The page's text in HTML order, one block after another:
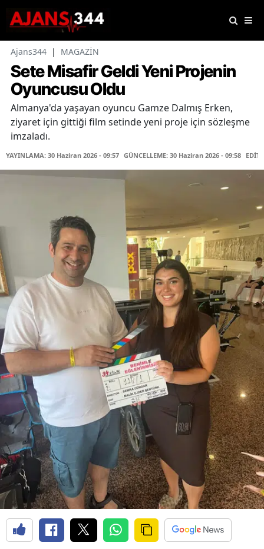
Ajans344 | MAGAZİN
Sete Misafir Geldi Yeni Projenin
Oyuncusu Oldu
Almanya'da yaşayan oyuncu Gamze Dalmış Erken,
ziyaret için gittiği film setinde yeni proje için sözleşme
imzaladı.
YAYINLAMA: 30 Haziran 2026 - 09:57 GÜNCELLEME: 30 Haziran 2026 - 09:58